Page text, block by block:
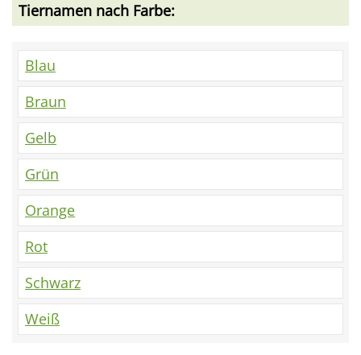
Tiernamen nach Farbe:
Blau
Braun
Gelb
Grün
Orange
Rot
Schwarz
Weiß